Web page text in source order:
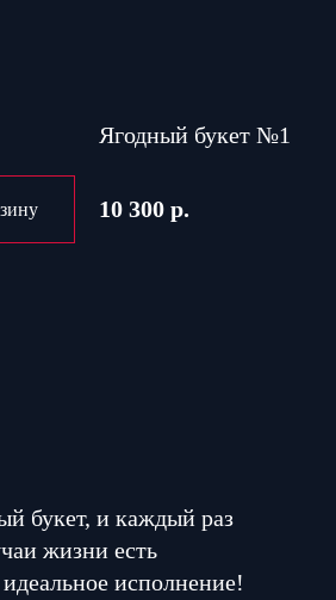
Ягодный букет №1
10 300 р.
букет, и каждый раз
жизни есть
исполнение!